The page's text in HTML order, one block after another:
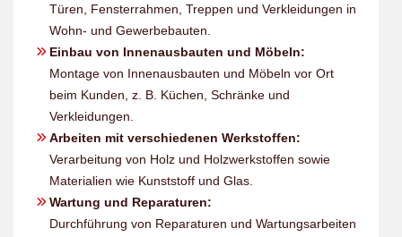
Türen, Fensterrahmen, Treppen und Verkleidungen in
Wohn- und Gewerbebauten.
Einbau von Innenausbauten und Möbeln:
Montage von Innenausbauten und Möbeln vor Ort
beim Kunden, z. B. Küchen, Schränke und
Verkleidungen.
Arbeiten mit verschiedenen Werkstoffen:
Verarbeitung von Holz und Holzwerkstoffen sowie
Materialien wie Kunststoff und Glas.
Wartung und Reparaturen:
Durchführung von Reparaturen und Wartungsarbeiten